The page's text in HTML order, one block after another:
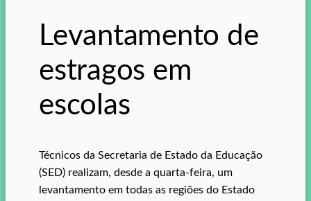
Levantamento de
estragos em
escolas
Técnicos da Secretaria de Estado da Educação
(SED) realizam, desde a quarta-feira, um
levantamento em todas as regiões do Estado